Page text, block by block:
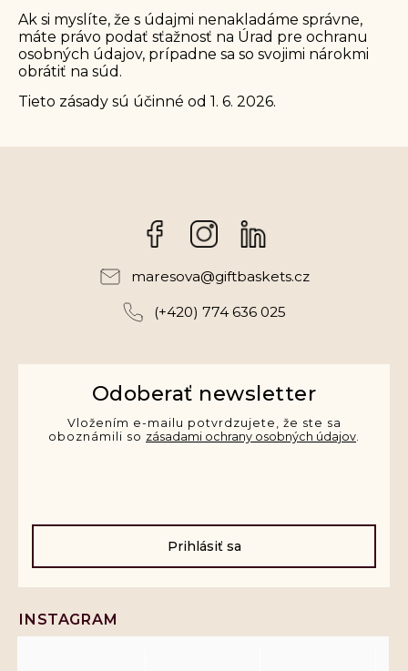
Ak si myslíte, že s údajmi nenakladáme správne,
máte právo podať sťažnosť na Úrad pre ochranu
osobných údajov, prípadne sa so svojimi nárokmi
obrátiť na súd.
Tieto zásady sú účinné od 1. 6. 2026.
FacebookInstagram
maresova@giftbaskets.cz
(+420) 774 636 025
Odoberať newsletter
Vložením e-mailu potvrdzujete, že ste sa
oboznámili so zásadami ochrany osobných údajov
Prihlásiť sa
INSTAGRAM